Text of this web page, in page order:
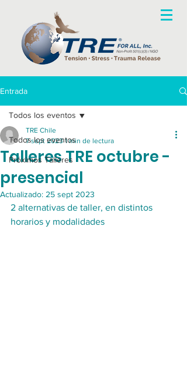
Entrada
Todos los eventos
Próximos Talleres
Todos los eventos
Talleres TRE octubre -
presencial
TRE Chile
7 sept 2023 1 min de lectura
Actualizado: 25 sept 2023
2 alternativas de taller, en distintos
horarios y modalidades